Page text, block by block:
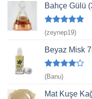
Bahçe Gülü
5 üzerinden
5
oy aldı
(zeynep19)
Beyaz Misk
5
üzerinden
4oy aldı
(Banu)
Mat Kuşe